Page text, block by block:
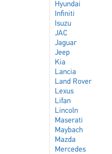
Hyundai
Infiniti
Isuzu
JAC
Jaguar
Jeep
Kia
Lancia
Land Rover
Lexus
Lifan
Lincoln
Maserati
Maybach
Mazda
Mercedes